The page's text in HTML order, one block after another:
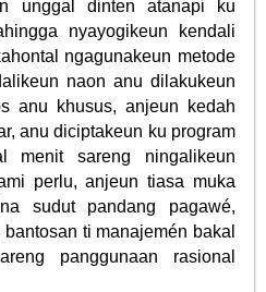
unggal dinten atanapi ku
nyayogikeun kendali
ngagunakeun metode
naon anu dilakukeun
anu khusus, anjeun kedah
anu diciptakeun ku program
menit sareng ningalikeun
perlu, anjeun tiasa muka
sudut pandang pagawé,
ti manajemén bakal
panggunaan rasional